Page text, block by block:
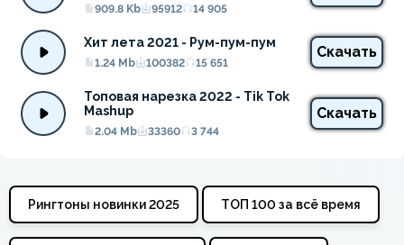
909.8 Kb 95912 14 905
Хит лета 2021 - Рум-пум-пум
1.24 Mb 100382 15 651
Скачать
Топовая нарезка 2022 - Tik Tok
Mashup
2.04 Mb 33360 3 744
Скачать
Рингтоны новинки 2025 ТОП 100 за всё время